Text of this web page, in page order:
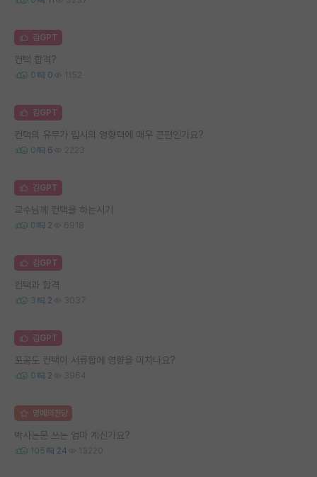
김GPT
컨택 합격?
0 0 1152
김GPT
컨택의 유무가 입시의 영향력에 매우 큰편인가요?
0 6 2223
김GPT
교수님께 컨택을 하는시기
0 2 6918
김GPT
컨택과 합격
3 2 3037
김GPT
포공도 컨택이 서류합에 영향을 미치나요?
0 2 3964
명예의전당
박사논문 쓰는 엄마 계신가요?
105 24 13220